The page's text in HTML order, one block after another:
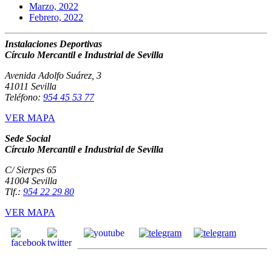
Marzo, 2022
Febrero, 2022
Instalaciones Deportivas
Círculo Mercantil e Industrial de Sevilla
Avenida Adolfo Suárez, 3
41011 Sevilla
Teléfono: 954 45 53 77
VER MAPA
Sede Social
Círculo Mercantil e Industrial de Sevilla
C/ Sierpes 65
41004 Sevilla
Tlf.: 954 22 29 80
VER MAPA